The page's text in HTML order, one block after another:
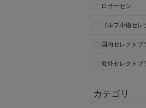
ロサーセン
ゴルフ小物セレ
国内セレクトブ
海外セレクトブ
カテゴリ